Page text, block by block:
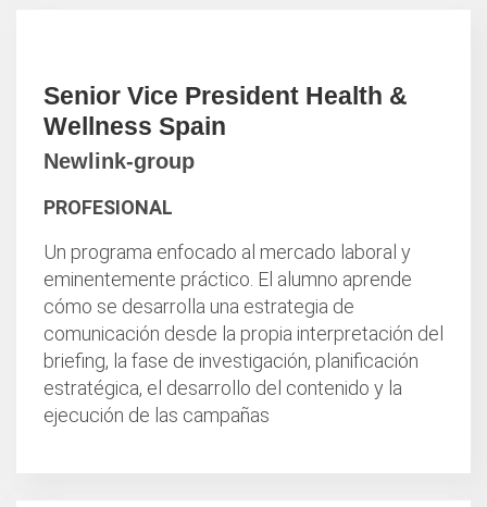
Senior Vice President Health &
Wellness Spain
Newlink-group
PROFESIONAL
Un programa enfocado al mercado laboral y
eminentemente práctico. El alumno aprende
cómo se desarrolla una estrategia de
comunicación desde la propia interpretación del
briefing, la fase de investigación, planificación
estratégica, el desarrollo del contenido y la
ejecución de las campañas